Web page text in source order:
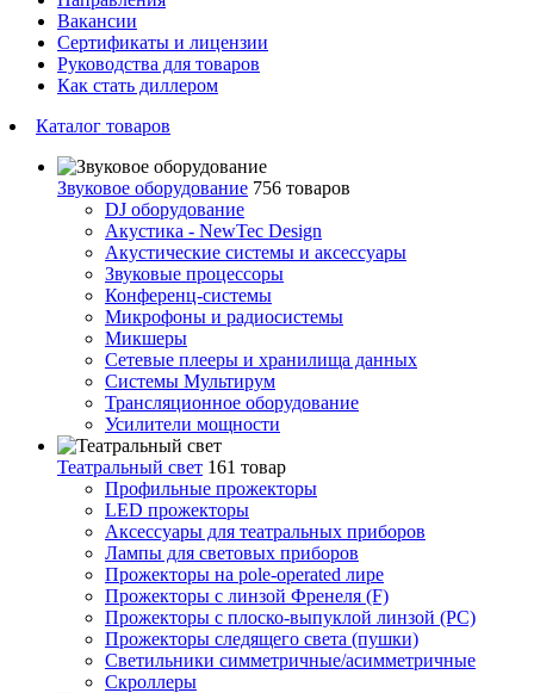
Вакансии
Сертификаты и лицензии
Руководства для товаров
Как стать диллером
Каталог товаров
Звуковое оборудование 756 товаров
DJ оборудование
Акустика - NewTec Design
Акустические системы и аксессуары
Звуковые процессоры
Конференц-системы
Микрофоны и радиосистемы
Микшеры
Сетевые плееры и хранилища данных
Системы Мультирум
Трансляционное оборудование
Усилители мощности
Театральный свет 161 товар
Профильные прожекторы
LED прожекторы
Аксессуары для театральных приборов
Лампы для световых приборов
Прожекторы на pole-operated лире
Прожекторы с линзой Френеля (F)
Прожекторы с плоско-выпуклой линзой (PC)
Прожекторы следящего света (пушки)
Светильники симметричные/асимметричные
Скроллеры